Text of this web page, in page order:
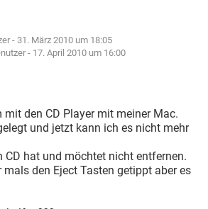
HARDWARE
INSTAGRAM
IOS
HARDWARE
INSTAGRAM
HARDWARE
- 31. März 2010 um 18:05
- 17. April 2010 um 16:00
mit den CD Player mit meiner Mac.
und jetzt kann ich es nicht mehr
CD hat und möchtet nicht entfernen.
den Eject Tasten getippt aber es